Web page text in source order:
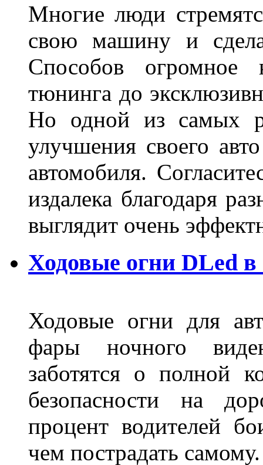
Многие люди
свою машину и
Способов огромное
тюнинга до
Но одной из самых
улучшения своего
автомобиля.
издалека благодаря
выглядит очень
Ходовые огни DLed
Ходовые огни для
фары ночного
заботятся о полной
безопасности на
процент водителей
чем пострадать самому.